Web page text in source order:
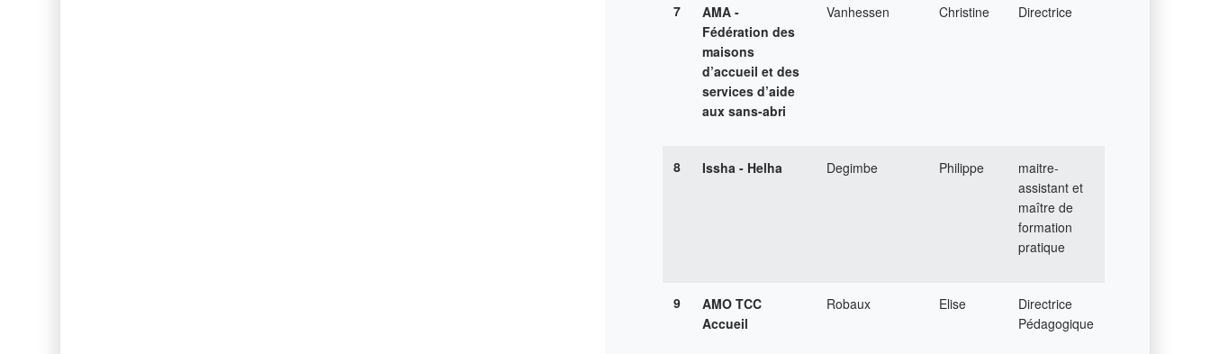
7
AMA -
Fédération des
maisons
d’accueil et des
services d’aide
aux sans-abri
Vanhessen Christine Directrice
8 Issha - Helha Degimbe Philippe
maitre-
assistant et
maître de
formation
pratique
9
AMO TCC
Accueil
Robaux Elise
Directrice
Pédagogique